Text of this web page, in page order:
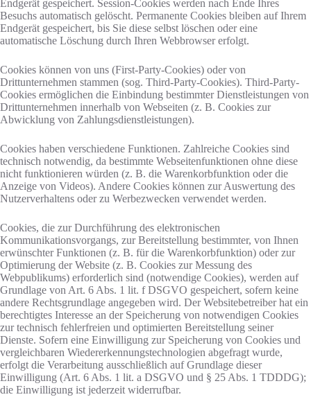
Endgerät gespeichert. Session-Cookies werden nach Ende Ihres
Besuchs automatisch gelöscht. Permanente Cookies bleiben auf Ihrem
Endgerät gespeichert, bis Sie diese selbst löschen oder eine
automatische Löschung durch Ihren Webbrowser erfolgt.
Cookies können von uns (First-Party-Cookies) oder von
Drittunternehmen stammen (sog. Third-Party-Cookies). Third-Party-
Cookies ermöglichen die Einbindung bestimmter Dienstleistungen von
Drittunternehmen innerhalb von Webseiten (z. B. Cookies zur
Abwicklung von Zahlungsdienstleistungen).
Cookies haben verschiedene Funktionen. Zahlreiche Cookies sind
technisch notwendig, da bestimmte Webseitenfunktionen ohne diese
nicht funktionieren würden (z. B. die Warenkorbfunktion oder die
Anzeige von Videos). Andere Cookies können zur Auswertung des
Nutzerverhaltens oder zu Werbezwecken verwendet werden.
Cookies, die zur Durchführung des elektronischen
Kommunikationsvorgangs, zur Bereitstellung bestimmter, von Ihnen
erwünschter Funktionen (z. B. für die Warenkorbfunktion) oder zur
Optimierung der Website (z. B. Cookies zur Messung des
Webpublikums) erforderlich sind (notwendige Cookies), werden auf
Grundlage von Art. 6 Abs. 1 lit. f DSGVO gespeichert, sofern keine
andere Rechtsgrundlage angegeben wird. Der Websitebetreiber hat ein
berechtigtes Interesse an der Speicherung von notwendigen Cookies
zur technisch fehlerfreien und optimierten Bereitstellung seiner
Dienste. Sofern eine Einwilligung zur Speicherung von Cookies und
vergleichbaren Wiedererkennungstechnologien abgefragt wurde,
erfolgt die Verarbeitung ausschließlich auf Grundlage dieser
Einwilligung (Art. 6 Abs. 1 lit. a DSGVO und § 25 Abs. 1 TDDDG);
die Einwilligung ist jederzeit widerrufbar.